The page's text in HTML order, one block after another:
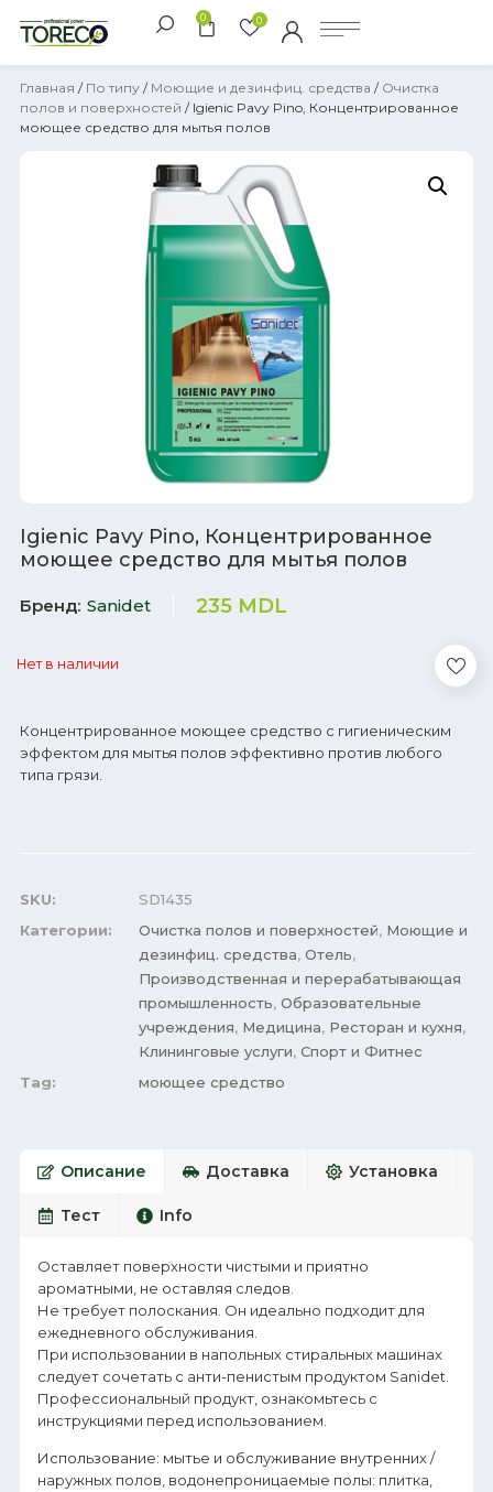
0 0
Главная / По типу / Моющие и дезинфиц. средства / Очистка
полов и поверхностей / Igienic Pavy Pino, Концентрированное
моющее средство для мытья полов
Igienic Pavy Pino, Концентрированное
моющее средство для мытья полов
Бренд Sanidet 235 MDL
Нет в наличии
Концентрированное моющее средство с гигиеническим
эффектом для мытья полов эффективно против любого
типа грязи.
SKU:
SD1435
Категории:
Очистка полов и поверхностей, Моющие и
дезинфиц. средства, Отель,
Производственная и перерабатывающая
промышленность, Образовательные
учреждения, Медицина, Ресторан и кухня,
Клининговые услуги, Спорт и Фитнес
Tag:
моющее средство
Описание Доставка Установка
Тест Info
Оставляет поверхности чистыми и приятно
ароматными, не оставляя следов.
Не требует полоскания. Он идеально подходит для
ежедневного обслуживания.
При использовании в напольных стиральных машинах
следует сочетать с анти-пенистым продуктом Sanidet.
Профессиональный продукт, ознакомьтесь с
инструкциями перед использованием.
Использование: мытье и обслуживание внутренних /
наружных полов, водонепроницаемые полы: плитка,